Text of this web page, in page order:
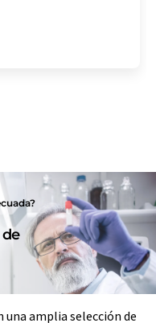
una amplia selección de